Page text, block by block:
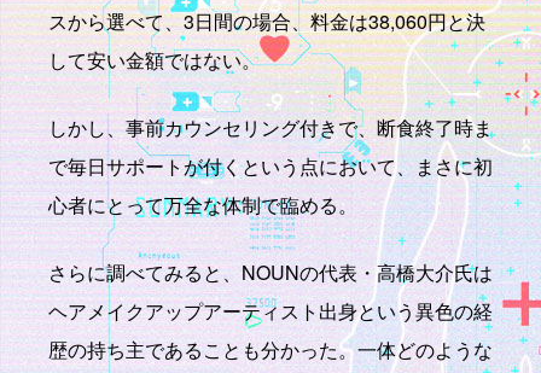
スから選べて、3日間の場合、料金は38,060円と決
して安い金額ではない。
しかし、事前カウンセリング付きで、断食終了時ま
で毎日サポートが付くという点において、まさに初
心者にとって万全な体制で臨める。
さらに調べてみると、NOUNの代表・高橋大介氏は
ヘアメイクアップアーティスト出身という異色の経
歴の持ち主であることも分かった。一体どのような